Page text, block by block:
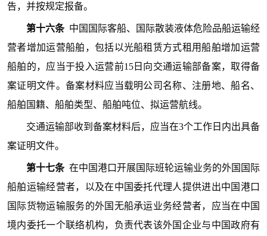
告，并按规定报备。
第十六条 中国国际客船、国际散装液体危险品船运输经
营者增加运营船舶，包括以光船租赁方式租用船舶增加运营
船舶的，应当于投入运营前15日向交通运输部备案，取得备
案证明文件。备案材料应当载明公司名称、注册地、船名、
船舶国籍、船舶类型、船舶吨位、拟运营航线。
交通运输部收到备案材料后，应当在3个工作日内出具备
案证明文件。
第十七条 在中国港口开展国际班轮运输业务的外国国际
船舶运输经营者，以及在中国委托代理人提供进出中国港口
国际货物运输服务的外国无船承运业务经营者，应当在中国
境内委托一个联络机构，负责代表该外国企业与中国政府有